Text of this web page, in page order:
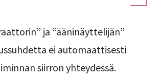
ja “ääninäyttelijän”
ei automaattisesti
siirron yhteydessä.